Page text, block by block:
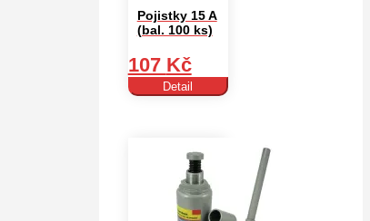
Pojistky 15 A
(bal. 100 ks)
107 Kč
Detail